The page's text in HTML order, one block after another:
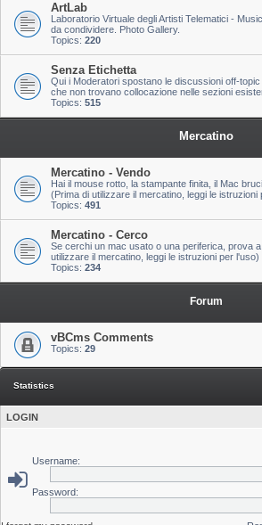
ArtLab
Laboratorio Virtuale degli Artisti Telematici -
da condividere. Photo Gallery.
Topics: 220
Senza Etichetta
Qui i Moderatori spostano le discussioni off-
che non trovano collocazione nelle sezioni
Topics: 515
Mercatino
Mercatino - Vendo
Hai il mouse rotto, la stampante finita, il Mac
(Prima di utilizzare il mercatino, leggi le istruzioni
Topics: 491
Mercatino - Cerco
Se cerchi un mac usato o una periferica, prova
utilizzare il mercatino, leggi le istruzioni per l'uso)
Topics: 234
Forum
vBCms Comments
Topics: 29
Statistics
LOGIN
Username:
Password: